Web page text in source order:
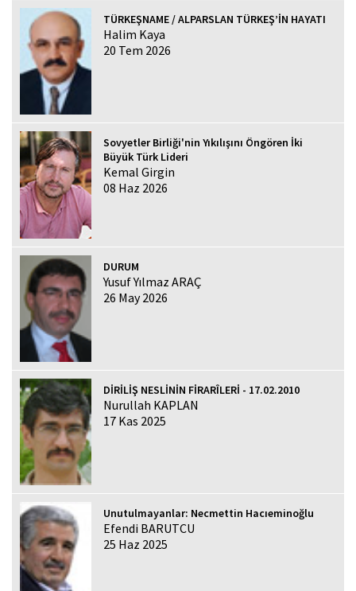
TÜRKEŞNAME / ALPARSLAN TÜRKEŞ’İN HAYATI
Halim Kaya
20 Tem 2026
Sovyetler Birliği'nin Yıkılışını Öngören İki
Büyük Türk Lideri
Kemal Girgin
08 Haz 2026
DURUM
Yusuf Yılmaz ARAÇ
26 May 2026
DİRİLİŞ NESLİNİN FİRARÎLERİ - 17.02.2010
Nurullah KAPLAN
17 Kas 2025
Unutulmayanlar: Necmettin Hacıeminoğlu
Efendi BARUTCU
25 Haz 2025